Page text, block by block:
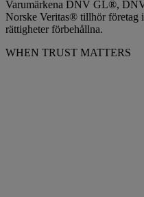
Varumärkena DNV GL®,
Norske Veritas® tillhör företag
rättigheter förbehållna.
WHEN TRUST MATTERS